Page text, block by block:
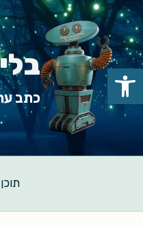
Skip
to
content
כתב
פתח סרגל